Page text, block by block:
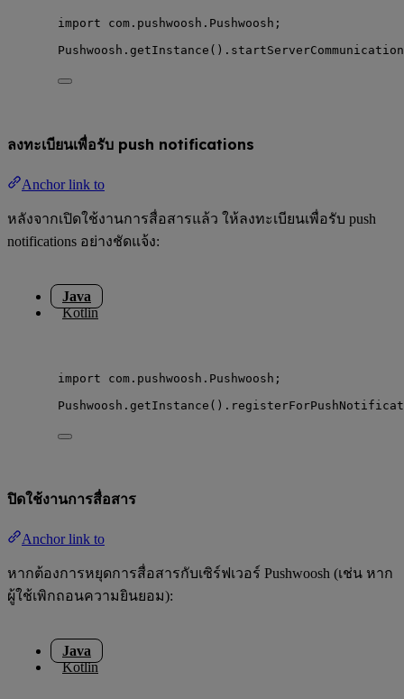
import com.pushwoosh.Pushwoosh ;
Pushwoosh . getInstance () . startServerCommunication
ลงทะเบียนเพื่อรับ push notifications
Anchor link to
หลังจากเปิดใช้งานการสื่อสารแล้ว ให้ลงทะเบียนเพื่อรับ push
notifications อย่างชัดแจ้ง:
Java
Kotlin
import com.pushwoosh.Pushwoosh ;
Pushwoosh . getInstance () .
ปิดใช้งานการสื่อสาร
Anchor link to
หากต้องการหยุดการสื่อสารกับเซิร์ฟเวอร์ Pushwoosh (เช่น หาก
ผู้ใช้เพิกถอนความยินยอม):
Java
Kotlin